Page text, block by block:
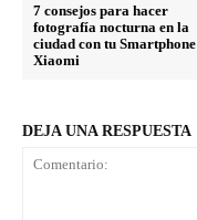
7 consejos para hacer
fotografía nocturna en la
ciudad con tu Smartphone
Xiaomi
DEJA UNA RESPUESTA